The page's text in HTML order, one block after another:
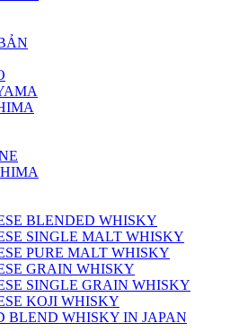
BLENDED WHISKY
SINGLE MALT WHISKY
PURE MALT WHISKY
GRAIN WHISKY
SINGLE GRAIN WHISKY
KOJI WHISKY
BLEND WHISKY IN JAPAN